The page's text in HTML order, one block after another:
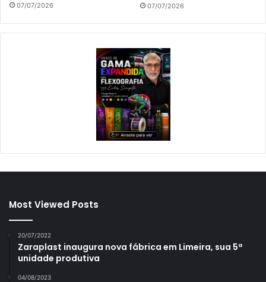
07/07/2026 07/07/2026
Most Viewed Posts
20/07/2022
Zaraplast inaugura nova fábrica em Limeira, sua 5ª
unidade produtiva
04/08/2023